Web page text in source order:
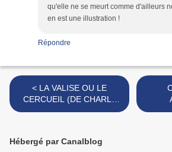
qu'elle ne se meurt comme d'ailleurs
en est une illustration !
Répondre
< LA VALISE OU LE
CERCUEIL (DE CHARLY
ET MARIE CASSAN)
Hébergé par Canalblog